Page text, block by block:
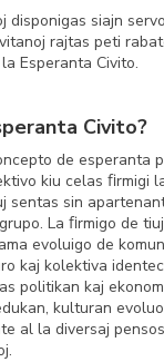
disponigas siajn
rajtas peti
Esperanta Civito.
Civito?
de esperanta
kiu celas ﬁrmigi
sentas sin
La ﬁrmigo de
evoluigo de
kaj kolektiva
politikan kaj
kulturan
al la diversaj